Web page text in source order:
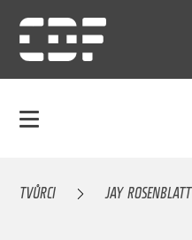
TVŮRCI JAY ROSENBLATT